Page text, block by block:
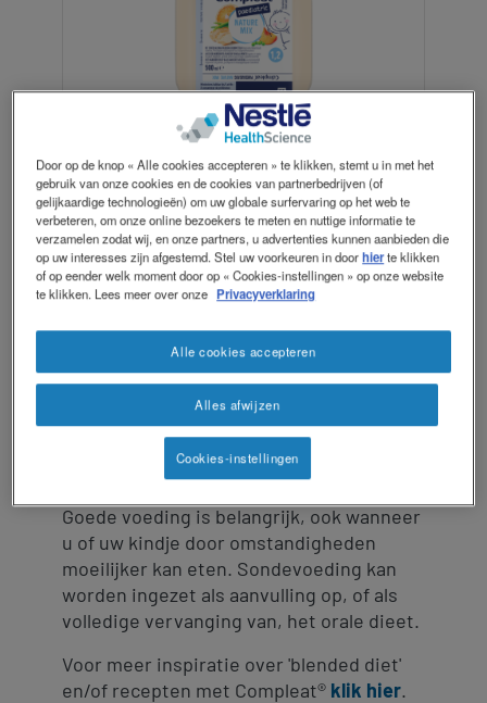
Contact
Compleat® Paediatric Nature Mix is een
volledige sondevoeding op basis van
ingrediënten uit echte voeding zoals
vlees, groenten en fruit. Het product is
geschikt vanaf 1 jaar.
Compleat® Paediatric Nature Mix is een
dieetvoeding voor medisch gebruik bij
(risico op) ondervoeding en dient
gebruikt te worden onder medisch
Goede voeding is belangrijk, ook wanneer
u of uw kindje door omstandigheden
moeilijker kan eten. Sondevoeding kan
worden ingezet als aanvulling op, of als
volledige vervanging van, het orale dieet.
Voor meer inspiratie over 'blended diet'
en/of recepten met Compleat® klik hier.
Door op de knop « Alle cookies accepteren » te klikken, stemt u in met het
gebruik van onze cookies en de cookies van partnerbedrijven (of
gelijkaardige technologieën) om uw globale surfervaring op het web te
verbeteren, om onze online bezoekers te meten en nuttige informatie te
verzamelen zodat wij, en onze partners, u advertenties kunnen aanbieden die
op uw interesses zijn afgestemd. Stel uw voorkeuren in doorhierte klikken
of op eender welk moment door op « Cookies-instellingen » op onze website
te klikken. Lees meer over onze Privacyverklaring
Alles afwijzen
Alle cookies accepteren
Cookies-instellingen